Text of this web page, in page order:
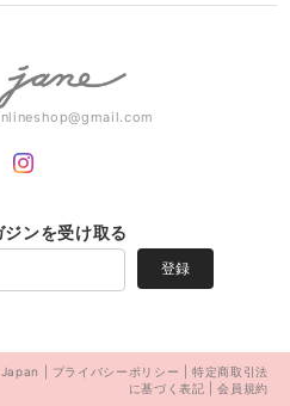
ジンを受け取る
登録
| プライバシーポリシー |特定商取引法
に基づく表記
|会員規約